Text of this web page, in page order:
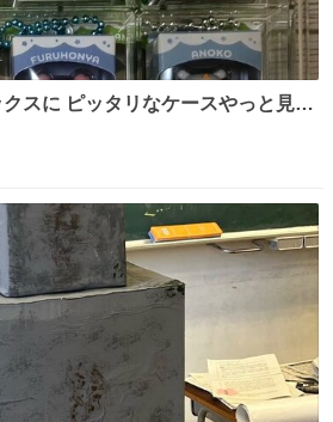
スに ピッタリなケースやっと見つ